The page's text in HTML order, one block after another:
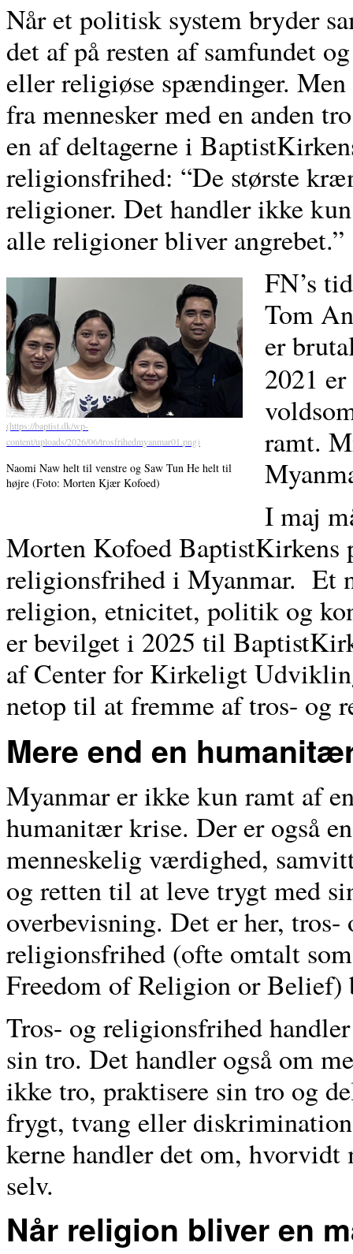
Når et politisk system bryder
det af på resten af samfundet
eller religiøse spændinger.
fra mennesker med en anden
en af deltagerne i
religionsfrihed: “De største
religioner. Det handler ikke
alle religioner bliver angrebet.”
Naomi Naw helt til venstre og Saw Tun He helt til
højre (Foto: Morten Kjær Kofoed)
FN’s
Tom
er
2021
ramt.
I maj
Morten Kofoed
religionsfrihed i Myanmar. Et
religion, etnicitet, politik og
er bevilget i 2025 til
af Center for Kirkeligt
netop til at fremme af tros- og
Mere end en
Myanmar er ikke kun ramt af
humanitær krise. Der er også
menneskelig værdighed,
og retten til at leve trygt med
overbevisning. Det er her, tros-
religionsfrihed (ofte omtalt
Freedom of Religion or Belief)
Tros- og religionsfrihed
sin tro. Det handler også om
ikke tro, praktisere sin tro og
frygt, tvang eller
kerne handler det om, hvorvidt
selv.
Når religion bliver en